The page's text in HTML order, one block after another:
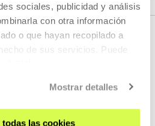
sociales, publicidad y análisis
con otra información
o que hayan recopilado a
de sus servicios. Puede
Mostrar detalles
las cookies